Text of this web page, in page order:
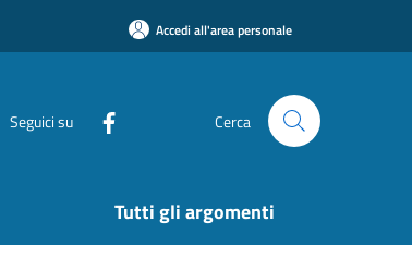
Accedi all'area personale
Seguici su Cerca
Tutti gli argomenti